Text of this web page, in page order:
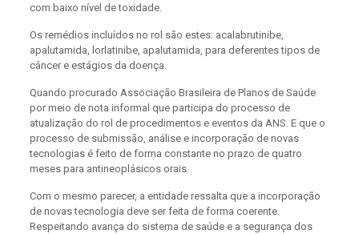
com baixo nível de toxidade.
Os remédios incluídos no rol são estes: acalabrutinibe,
apalutamida, lorlatinibe, apalutamida, para deferentes tipos de
câncer e estágios da doença.
Quando procurado Associação Brasileira de Planos de Saúde
por meio de nota informal que participa do processo de
atualização do rol de procedimentos e eventos da ANS. E que o
processo de submissão, análise e incorporação de novas
tecnologias é feito de forma constante no prazo de quatro
meses para antineoplásicos orais.
Com o mesmo parecer, a entidade ressalta que a incorporação
de novas tecnologia deve ser feita de forma coerente.
Respeitando avança do sistema de saúde e a segurança dos